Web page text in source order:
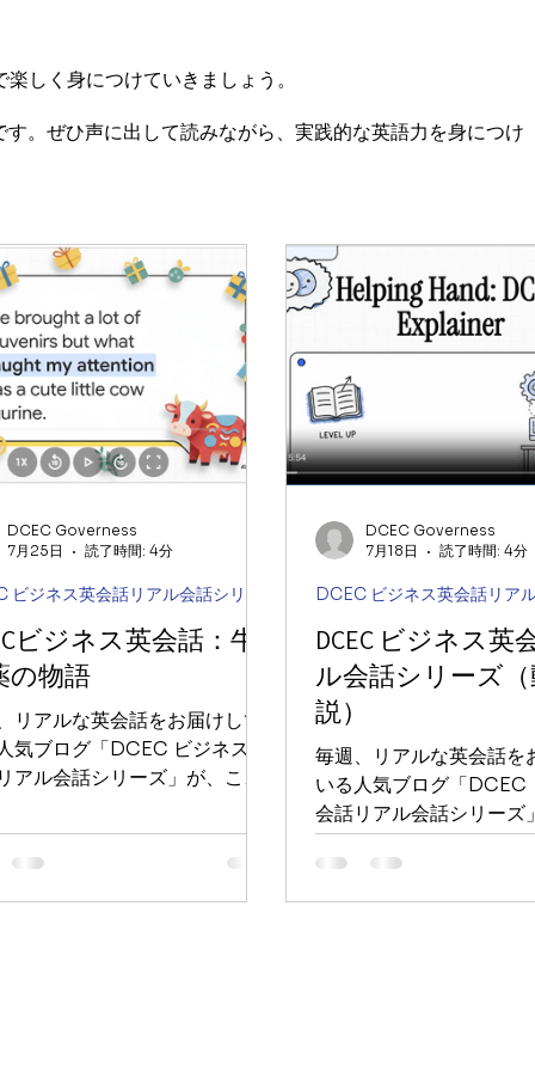
しく身につけていきましょう。
。ぜひ声に出して読みながら、実践的な英語力を身につけ
ビジネス英会話：牛
の物語
リアルな英会話をお届けして
気ブログ「DCEC ビジネス英
アル会話シリーズ」が、この
のテキスト解説に加え、今回
たに「動画と音声」による解
DCEC Governess
7月25日
読了時間: 4分
DCEC ビジネス英
ル会話シリーズ
説）
毎週、リアルな英会話を
いる人気ブログ「DCEC
会話リアル会話シリーズ
度さらにパワーアップし
れまでのテキスト解説に
から新たに「動画と音声
DCEC Governess
7月18日
読了時間: 4分